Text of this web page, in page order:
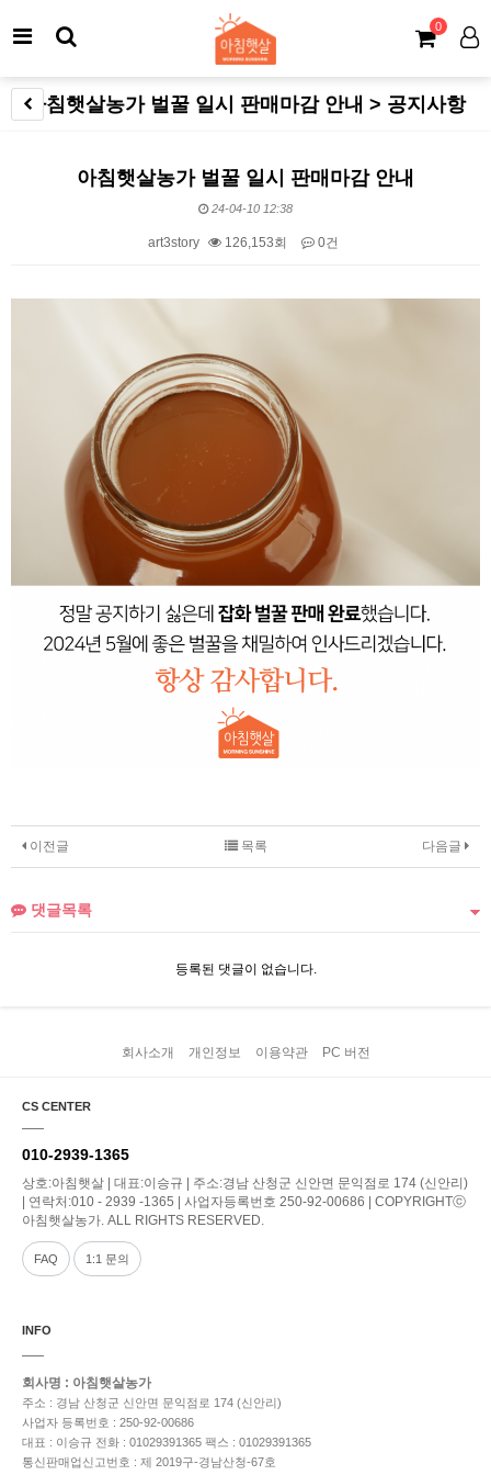
0
아침햇살농가 벌꿀 일시 판매마감 안내 > 공지사항
아침햇살농가 벌꿀 일시 판매마감 안내
24-04-10 12:38
art3story 126,153회 0건
본문
이전글 다음글
목록
댓글목록
등록된 댓글이 없습니다.
회사소개 개인정보 이용약관 PC 버전
CS CENTER
010-2939-1365
상호:아침햇살 | 대표:이승규 | 주소:경남 산청군 신안면 문익점로 174 (신안리)
| 연락처:010 - 2939 -1365 | 사업자등록번호 250-92-00686 | COPYRIGHTⓒ
아침햇살농가. ALL RIGHTS RESERVED.
FAQ 1:1 문의
INFO
회사명 : 아침햇살농가
주소 : 경남 산청군 신안면 문익점로 174 (신안리)
사업자 등록번호 : 250-92-00686
대표 : 이승규 전화 : 01029391365 팩스 : 01029391365
통신판매업신고번호 : 제 2019구-경남산청-67호